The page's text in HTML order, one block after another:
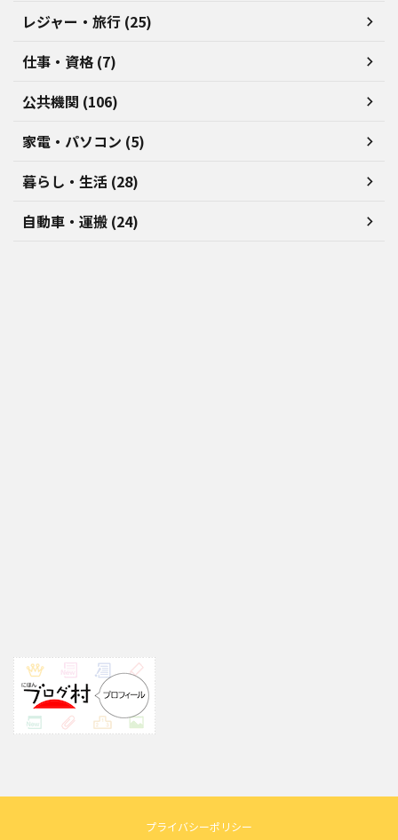
レジャー・旅行 (25)
仕事・資格 (7)
公共機関 (106)
家電・パソコン (5)
暮らし・生活 (28)
自動車・運搬 (24)
プライバシーポリシー